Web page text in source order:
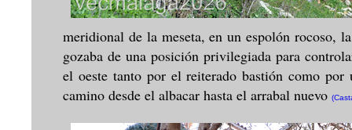
meridional de la meseta, en un espolón rocoso,
gozaba de una posición privilegiada para
el oeste tanto por el reiterado bastión como
camino desde el albacar hasta el arrabal nuevo